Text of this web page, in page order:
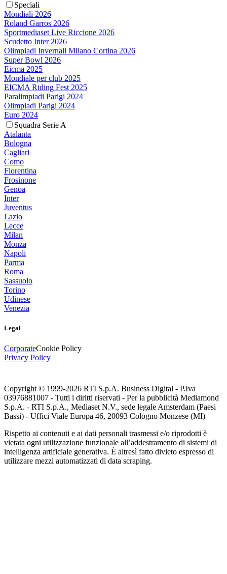
Speciali
Mondiali 2026
Roland Garros 2026
Sportmediaset Live Riccione 2026
Scudetto Inter 2026
Olimpiadi Invernali Milano Cortina 2026
Super Bowl 2026
Eicma 2025
Mondiale per club 2025
EICMA Riding Fest 2025
Paralimpiadi Parigi 2024
Olimpiadi Parigi 2024
Euro 2024
Squadra Serie A
Atalanta
Bologna
Cagliari
Como
Fiorentina
Frosinone
Genoa
Inter
Juventus
Lazio
Lecce
Milan
Monza
Napoli
Parma
Roma
Sassuolo
Torino
Udinese
Venezia
Legal
CorporateCookie Policy
Privacy Policy
Copyright © 1999-2026 RTI S.p.A. Business Digital - P.Iva
03976881007 - Tutti i diritti riservati - Per la pubblicità Mediamond
S.p.A. - RTI S.p.A., Mediaset N.V., sede legale Amsterdam (Paesi
Bassi) - Uffici Viale Europa 46, 20093 Cologno Monzese (MI)
Rispetto ai contenuti e ai dati personali trasmessi e/o riprodotti è
vietata ogni utilizzazione funzionale all’addestramento di sistemi di
intelligenza artificiale generativa. È altresì fatto divieto espresso di
utilizzare mezzi automatizzati di data scraping.